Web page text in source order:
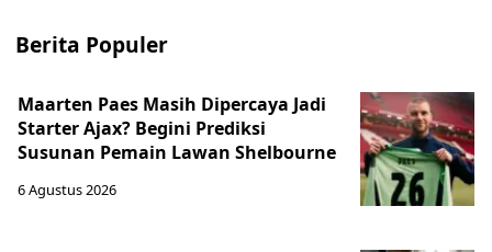
Berita Populer
Maarten Paes Masih Dipercaya Jadi
Starter Ajax? Begini Prediksi
Susunan Pemain Lawan Shelbourne
6 Agustus 2026